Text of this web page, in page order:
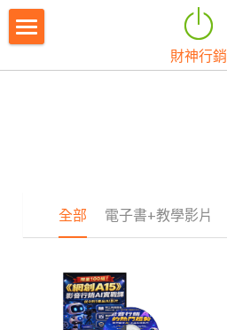
財神行銷
註冊會員
最新消息
全部 電子書+教學影片
商品分類